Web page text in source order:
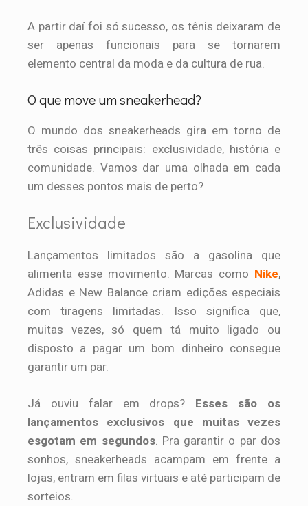
A partir daí foi só sucesso, os tênis deixaram de
ser apenas funcionais para se tornarem
elemento central da moda e da cultura de rua.
O que move um sneakerhead?
O mundo dos sneakerheads gira em torno de
três coisas principais: exclusividade, história e
comunidade. Vamos dar uma olhada em cada
um desses pontos mais de perto?
Exclusividade
Lançamentos limitados são a gasolina que
alimenta esse movimento. Marcas como Nike,
Adidas e New Balance criam edições especiais
com tiragens limitadas. Isso significa que,
muitas vezes, só quem tá muito ligado ou
disposto a pagar um bom dinheiro consegue
garantir um par.
Já ouviu falar em drops? Esses são os
lançamentos exclusivos que muitas vezes
esgotam em segundos. Pra garantir o par dos
sonhos, sneakerheads acampam em frente a
lojas, entram em filas virtuais e até participam de
sorteios.